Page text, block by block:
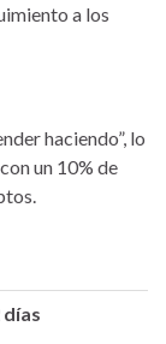
a los
haciendo”, lo
un 10% de
días